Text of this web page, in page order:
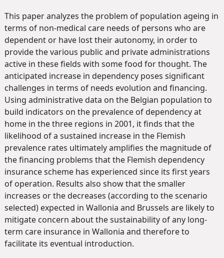
This paper analyzes the problem of population ageing in
terms of non-medical care needs of persons who are
dependent or have lost their autonomy, in order to
provide the various public and private administrations
active in these fields with some food for thought. The
anticipated increase in dependency poses significant
challenges in terms of needs evolution and financing.
Using administrative data on the Belgian population to
build indicators on the prevalence of dependency at
home in the three regions in 2001, it finds that the
likelihood of a sustained increase in the Flemish
prevalence rates ultimately amplifies the magnitude of
the financing problems that the Flemish dependency
insurance scheme has experienced since its first years
of operation. Results also show that the smaller
increases or the decreases (according to the scenario
selected) expected in Wallonia and Brussels are likely to
mitigate concern about the sustainability of any long-
term care insurance in Wallonia and therefore to
facilitate its eventual introduction.